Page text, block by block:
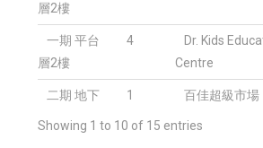
層2樓
一期 平台
層2樓
4
Dr. Kids
Centre
二期 地下 1 百佳超級市場
Showing 1 to 10 of 15 entries